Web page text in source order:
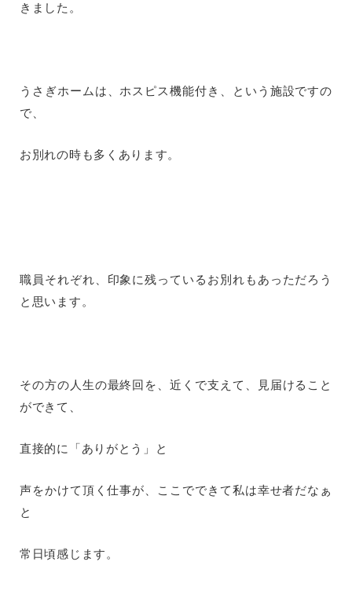
きました。
うさぎホームは、ホスピス機能付き、という施設ですの
で、
お別れの時も多くあります。
職員それぞれ、印象に残っているお別れもあっただろう
と思います。
その方の人生の最終回を、近くで支えて、見届けること
ができて、
直接的に「ありがとう」と
声をかけて頂く仕事が、ここでできて私は幸せ者だなぁ
と
常日頃感じます。